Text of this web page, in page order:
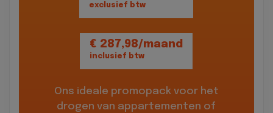
exclusief btw
€ 287,98/maand
inclusief btw
Ons ideale promopack voor het
drogen van appartementen of